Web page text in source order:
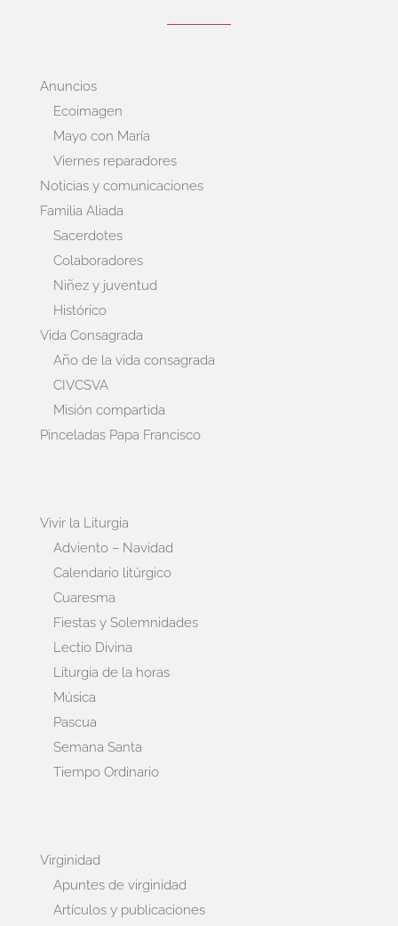
Anuncios
Ecoimagen
Mayo con María
Viernes reparadores
Noticias y comunicaciones
Familia Aliada
Sacerdotes
Colaboradores
Niñez y juventud
Histórico
Vida Consagrada
Año de la vida consagrada
CIVCSVA
Misión compartida
Pinceladas Papa Francisco
Vivir la Liturgia
Adviento – Navidad
Calendario litúrgico
Cuaresma
Fiestas y Solemnidades
Lectio Divina
Liturgia de la horas
Música
Pascua
Semana Santa
Tiempo Ordinario
Virginidad
Apuntes de virginidad
Artículos y publicaciones